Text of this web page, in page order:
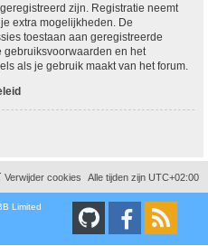
zijn. Registratie neemt
extra mogelijkheden. De
toestaan aan geregistreerde
gebruiksvoorwaarden en het
als je gebruik maakt van het forum.
Alle tijden zijn UTC+02:00
Verwijder cookies
Limited